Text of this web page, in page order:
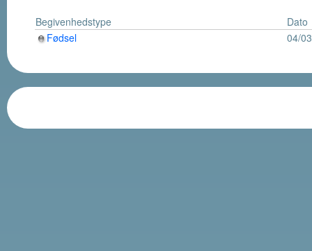
Begivenhedstype
Dato
Fødsel
04/